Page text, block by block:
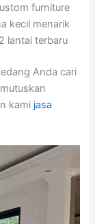
furniture
kecil menarik
lantai terbaru
Anda cari
kami jasa